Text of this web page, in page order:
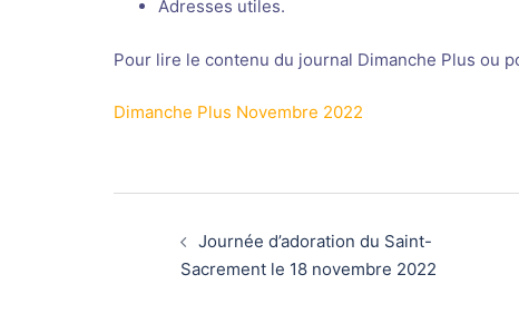
Adresses utiles.
Pour lire le contenu du journal Dimanche Plus ou
Dimanche Plus Novembre 2022
d’articleJournée d’adoration du Saint-
Sacrement le 18 novembre 2022